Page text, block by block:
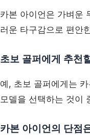
카본 아이언은 가벼운
러운 타구감으로 편안
초보 골퍼에게 추천
예, 초보 골퍼에게는
모델을 선택하는 것이
카본 아이언의 단점